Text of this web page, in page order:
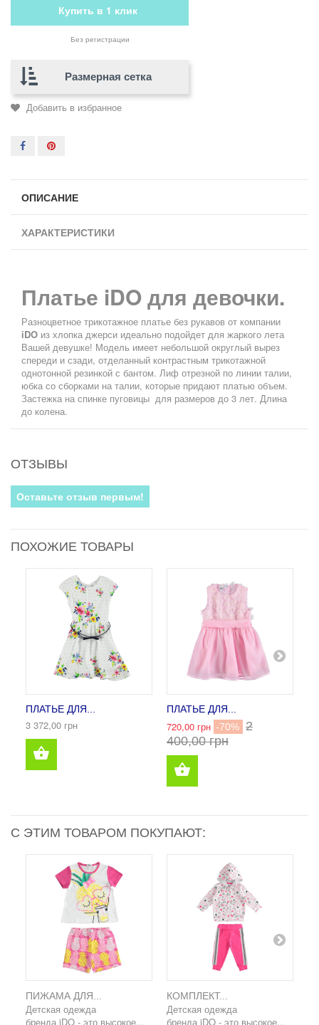
Купить в 1 клик
Без регистрации
Размерная сетка
Добавить в избранное
ОПИСАНИЕ
ХАРАКТЕРИСТИКИ
Платье iDO для девочки.
Разноцветное трикотажное платье без рукавов от компании
iDO из хлопка джерси идеально подойдет для жаркого лета
Вашей девушке! Модель имеет небольшой округлый вырез
спереди и сзади, отделанный контрастным трикотажной
однотонной резинкой с бантом. Лиф отрезной по линии талии,
юбка со сборками на талии, которые придают платью объем.
Застежка на спинке пуговицы для размеров до 3 лет. Длина
до колена.
ОТЗЫВЫ
Оставьте отзыв первым!
ПОХОЖИЕ ТОВАРЫ
ПЛАТЬЕ ДЛЯ...
3 372,00 грн
ПЛАТЬЕ ДЛЯ...
720,00 грн -70% 2
400,00 грн
С ЭТИМ ТОВАРОМ ПОКУПАЮТ:
ПИЖАМА ДЛЯ...
Детская одежда
бренда iDO - это высокое...
КОМПЛЕКТ...
Детская одежда
бренда iDO - это высокое...